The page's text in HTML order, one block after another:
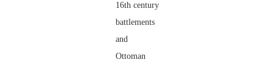
16th century
battlements
and
Ottoman